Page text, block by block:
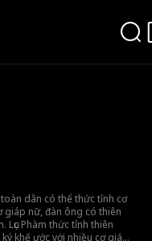
dân có thể thức tỉnh cơ
giáp nữ, đàn ông có thiên
Lục Phàm thức tỉnh thiên
khế ước với nhiều cơ giáp